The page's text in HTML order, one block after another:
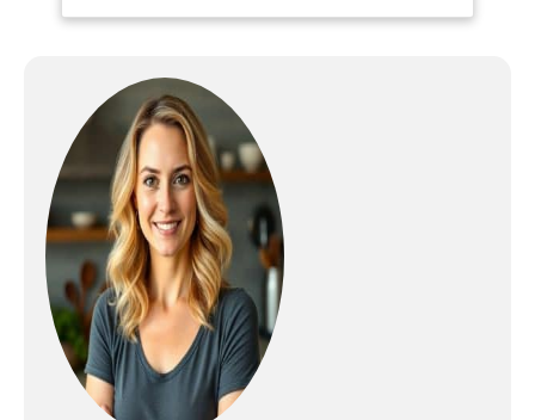
séduit par les lignes
pures et les contours
nets de ce mitigeur
thermostatique qui le
rendent parfait dans tous
les environnements Deux
types de jets d’une
simple pression sur un
bouton : Le jet laminaire
remplit les casseroles en
un clin d’œil, tandis que